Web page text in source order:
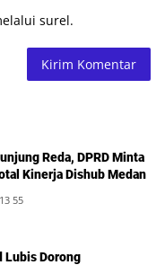
surel.
Reda, DPRD Minta
Kinerja Dishub Medan
55
Lubis Dorong